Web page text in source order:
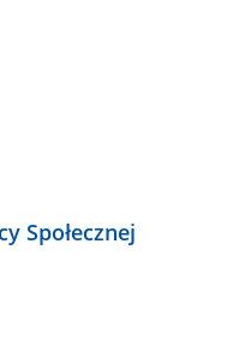
Społecznej